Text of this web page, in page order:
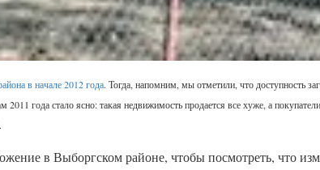
в начале 2012 года. Тогда, напомним, мы отметили, что доступность
года стало ясно: такая недвижимость продается все хуже, а
в Выборгском районе, чтобы посмотреть, что